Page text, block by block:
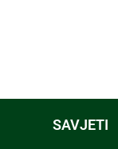
SAVJETI